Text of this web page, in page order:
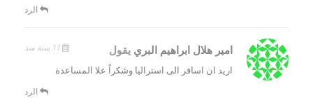
الرد
امير هلال ابراهيم البري يقول
اريد ان اسافر الى استراليا وشكراً علا المساعدة
الرد